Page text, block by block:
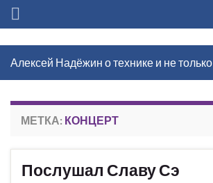
Алексей Надёжин о технике и не только
МЕТКА: КОНЦЕРТ
Послушал Славу Сэ